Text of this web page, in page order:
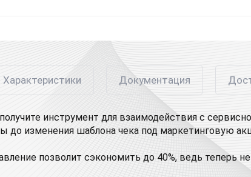
Характеристики Документация
инструмент для взаимодействия с
до изменения шаблона чека под маркетинговую
позволит сэкономить до 40%, ведь теперь